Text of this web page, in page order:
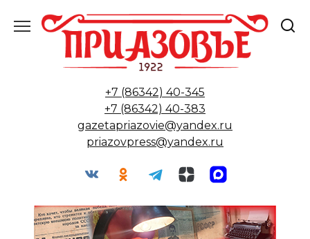
содержанию
+7 (86342) 40-345
+7 (86342) 40-383
gazetapriazovie@yandex.ru
priazovpress@yandex.ru